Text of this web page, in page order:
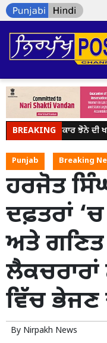
BREAKING
ਕੇਂਦਰ ਸਰਕਾਰ ਝੋਨੇ ਦੀ
Punjab Breaking
ਹਰਜੋਤ
ਦਫ਼ਤਰਾਂ
ਅਤੇ ਗਣਿਤ
ਵਿੱਚ
By Nirpakh News